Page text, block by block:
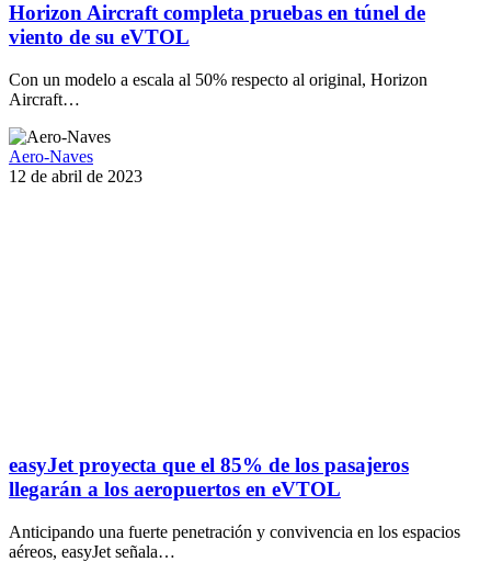
Horizon Aircraft completa pruebas en túnel de
viento de su eVTOL
Con un modelo a escala al 50% respecto al original, Horizon
Aircraft…
Aero-Naves
12 de abril de 2023
easyJet proyecta que el 85% de los pasajeros
llegarán a los aeropuertos en eVTOL
Anticipando una fuerte penetración y convivencia en los espacios
aéreos, easyJet señala…